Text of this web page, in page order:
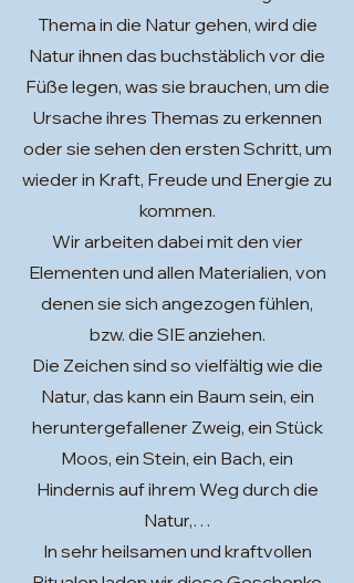
Thema in die Natur gehen, wird die
Natur ihnen das buchstäblich vor die
Füße legen, was sie brauchen, um die
Ursache ihres Themas zu erkennen
oder sie sehen den ersten Schritt, um
wieder in Kraft, Freude und Energie zu
kommen.
Wir arbeiten dabei mit den vier
Elementen und allen Materialien, von
denen sie sich angezogen fühlen,
bzw. die SIE anziehen.
Die Zeichen sind so vielfältig wie die
Natur, das kann ein Baum sein, ein
heruntergefallener Zweig, ein Stück
Moos, ein Stein, ein Bach, ein
Hindernis auf ihrem Weg durch die
Natur,…
In sehr heilsamen und kraftvollen